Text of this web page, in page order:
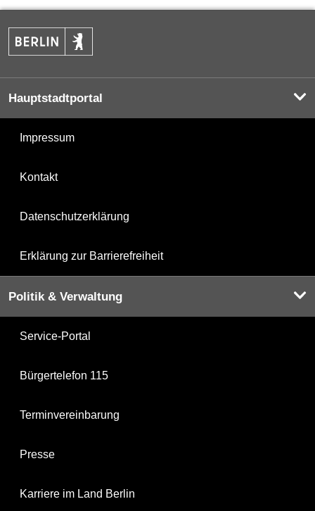
Hauptstadtportal
Impressum
Kontakt
Datenschutzerklärung
Erklärung zur Barrierefreiheit
Politik & Verwaltung
Service-Portal
Bürgertelefon 115
Terminvereinbarung
Presse
Karriere im Land Berlin